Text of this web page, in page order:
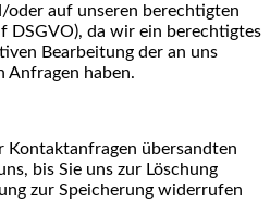
oder auf unseren berechtigten
DSGVO), da wir ein berechtigtes
Bearbeitung der an uns
Anfragen haben.
Kontaktanfragen übersandten
bis Sie uns zur Löschung
zur Speicherung widerrufen